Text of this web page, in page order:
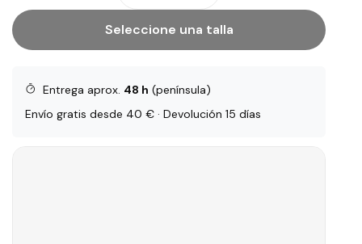
Seleccione una talla
Entrega aprox. 48 h (península)
Envío gratis desde 40 € · Devolución 15 días